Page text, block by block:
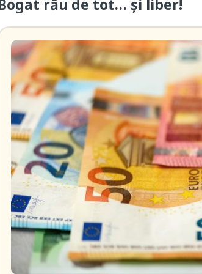
Bogat rău de tot… şi liber!